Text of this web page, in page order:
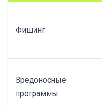
Фишинг
Вредоносные
программы